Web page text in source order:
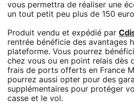
vous permettra de réaliser une
un tout petit peu plus de 150
Produit vendu et expédié par
rentrée bénéficie des avantages
plateforme. Vous pourrez
chez vous ou en point relais dès
frais de ports offerts en France
pourrez aussi opter pour des
supplémentaires pour protéger
casse et le vol.